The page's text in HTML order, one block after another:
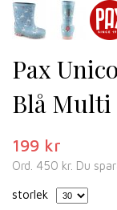
Pax
Blå Multi
199 kr
Ord. 450 kr. Du
storlek